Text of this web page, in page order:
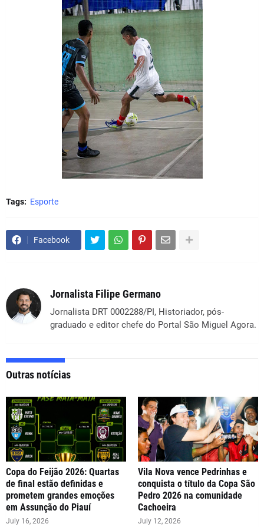
Tags: Esporte
Facebook
Jornalista Filipe Germano
Jornalista DRT 0002288/PI, Historiador, pós-
graduado e editor chefe do Portal São Miguel Agora.
Outras notícias
Copa do Feijão 2026: Quartas
de final estão definidas e
prometem grandes emoções
em Assunção do Piauí
July 16, 2026
Vila Nova vence Pedrinhas e
conquista o título da Copa São
Pedro 2026 na comunidade
Cachoeira
July 12, 2026